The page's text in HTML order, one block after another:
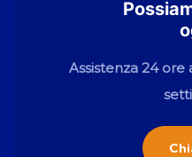
Assistenza 24 ore